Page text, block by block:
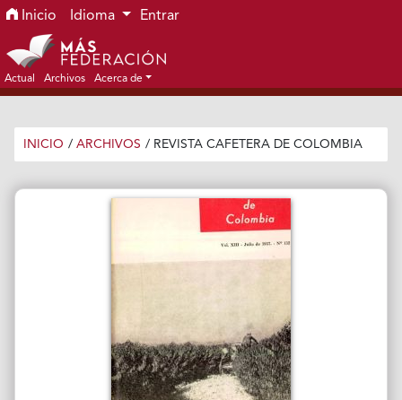
Ir al menú de navegación principal
Ir al contenido principal
Ir al pie de página del sitio
Inicio Idioma Entrar
Actual Archivos Acerca de
INICIO / ARCHIVOS / REVISTA CAFETERA DE COLOMBIA